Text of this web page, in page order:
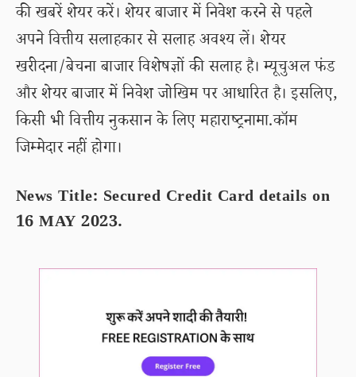
की खबरें शेयर करें। शेयर बाजार में निवेश करने से पहले
अपने वित्तीय सलाहकार से सलाह अवश्य लें। शेयर
खरीदना/बेचना बाजार विशेषज्ञों की सलाह है। म्यूचुअल फंड
और शेयर बाजार में निवेश जोखिम पर आधारित है। इसलिए,
किसी भी वित्तीय नुकसान के लिए महाराष्ट्रनामा.कॉम
जिम्मेदार नहीं होगा।
News Title: Secured Credit Card details on
16 MAY 2023.